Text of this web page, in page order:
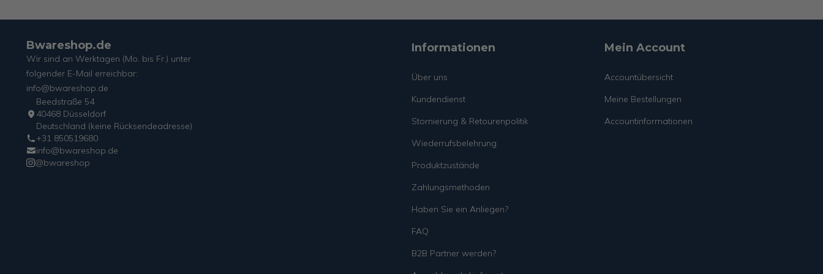
Bwareshop.de
Wir sind an Werktagen (Mo. bis Fr.) unter
folgender E-Mail erreichbar:
info@bwareshop.de
Beedstraße 54
40468 Düsseldorf
Deutschland (keine Rücksendeadresse)
+31 850519680
info@bwareshop.de
@bwareshop
Informationen
Über uns
Kundendienst
Stornierung & Retourenpolitik
Wiederrufsbelehrung
Produktzustände
Zahlungsmethoden
Haben Sie ein Anliegen?
FAQ
B2B Partner werden?
Mein Account
Accountübersicht
Meine Bestellungen
Accountinformationen